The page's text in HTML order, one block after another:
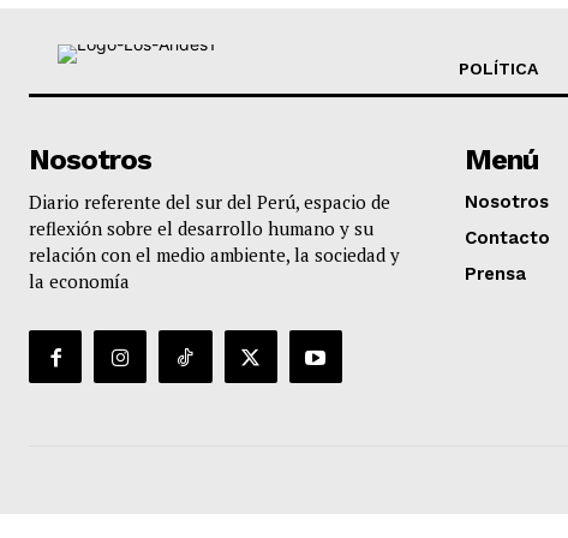
POLÍTICA
Nosotros
Diario referente del sur del Perú, espacio de
reflexión sobre el desarrollo humano y su
relación con el medio ambiente, la sociedad y
la economía
Menú
Nosotros
Contacto
Prensa